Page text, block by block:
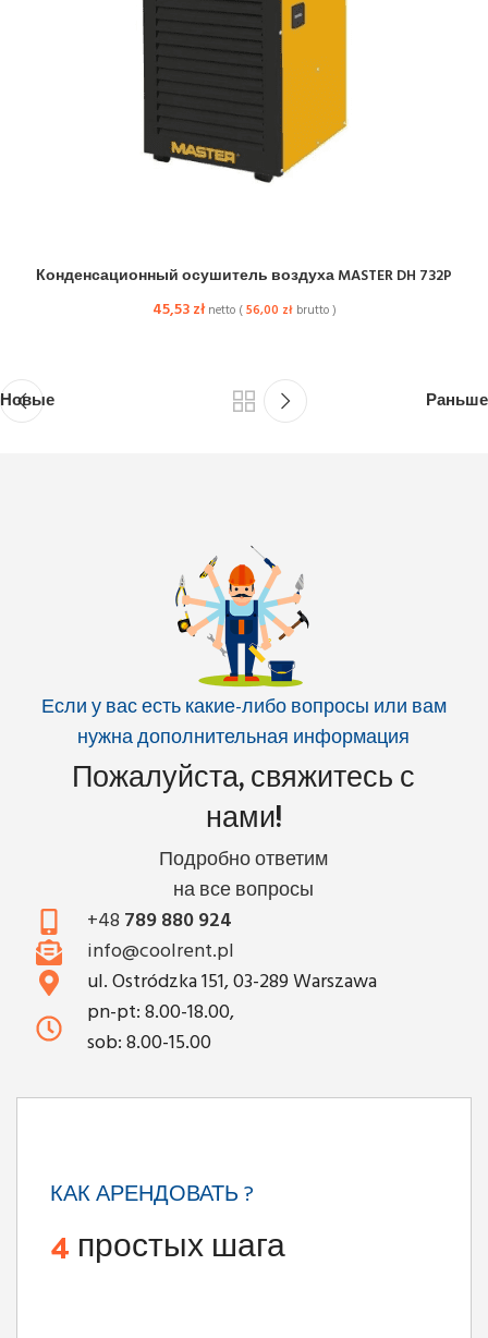
Конденсационный осушитель воздуха MASTER DH 732P
45,53zł netto (56,00 złbrutto )
Новые Раньше
Если у вас есть какие-либо вопросы или вам
нужна дополнительная информация
Пожалуйста, свяжитесь с
нами!
Подробно ответим
на все вопросы
+48 789 880 924
info@coolrent.pl
ul. Ostródzka 151, 03-289 Warszawa
pn-pt: 8.00-18.00,
sob: 8.00-15.00
КАК АРЕНДОВАТЬ ?
4простых шага